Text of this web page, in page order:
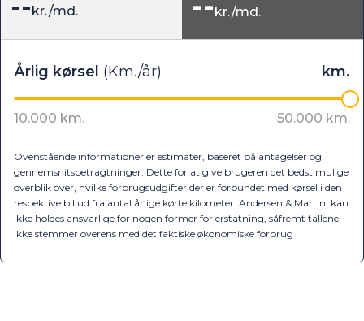
kr./md. kr./md.
Ovenstående informationer er estimater, baseret på antagelser og
gennemsnitsbetragtninger. Dette for at give brugeren det bedst mulige
overblik over, hvilke forbrugsudgifter der er forbundet med kørsel i den
respektive bil ud fra antal årlige kørte kilometer. Andersen & Martini kan
ikke holdes ansvarlige for nogen former for erstatning, såfremt tallene
ikke stemmer overens med det faktiske økonomiske forbrug